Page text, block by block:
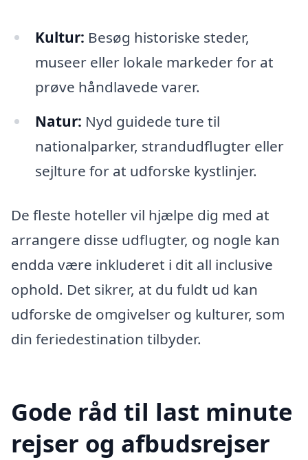
Kultur: Besøg historiske steder,
museer eller lokale markeder for at
prøve håndlavede varer.
Natur: Nyd guidede ture til
nationalparker, strandudflugter eller
sejlture for at udforske kystlinjer.
De fleste hoteller vil hjælpe dig med at
arrangere disse udflugter, og nogle kan
endda være inkluderet i dit all inclusive
ophold. Det sikrer, at du fuldt ud kan
udforske de omgivelser og kulturer, som
din feriedestination tilbyder.
Gode råd til last minute
rejser og afbudsrejser